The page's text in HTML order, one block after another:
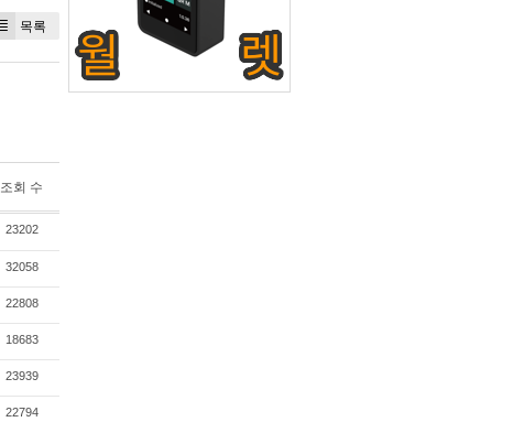
목록
조회 수
23202
32058
22808
18683
23939
22794